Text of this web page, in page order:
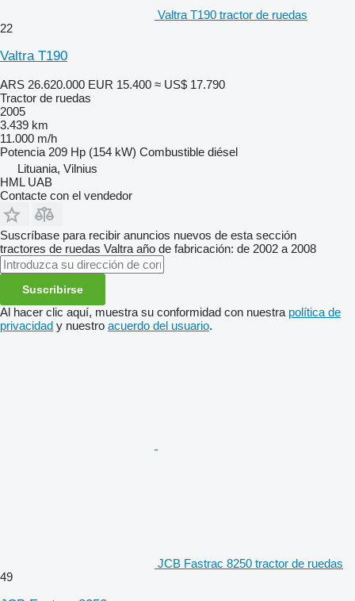
Valtra T190 tractor de ruedas
22
Valtra T190
ARS 26.620.000 EUR 15.400 ≈ US$ 17.790
Tractor de ruedas
2005
3.439 km
11.000 m/h
Potencia 209 Hp (154 kW) Combustible diésel
Lituania, Vilnius
HML UAB
Contacte con el vendedor
Suscríbase para recibir anuncios nuevos de esta sección
tractores de ruedas Valtra año de fabricación: de 2002 a 2008
Suscribirse
Al hacer clic aquí, muestra su conformidad con nuestra política de
privacidad y nuestro acuerdo del usuario.
JCB Fastrac 8250 tractor de ruedas
49